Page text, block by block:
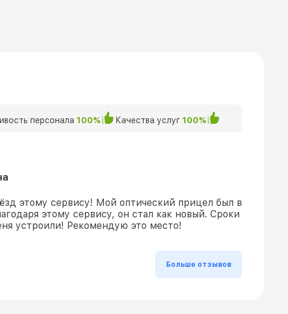
персонала 100% Качества услуг 100%
этому сервису! Мой оптический прицел был в
этому сервису, он стал как новый. Сроки
устроили! Рекомендую это место!
Больше отзывов